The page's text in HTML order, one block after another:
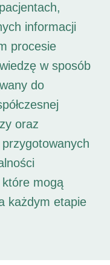
informacji
procesie
w sposób
do
oraz
mogą
każdym etapie